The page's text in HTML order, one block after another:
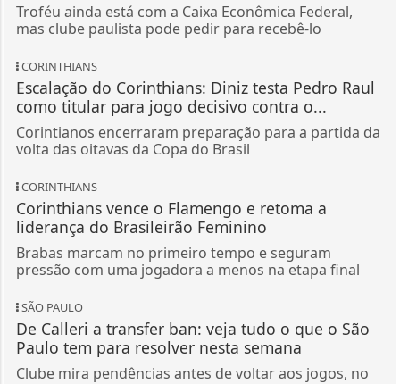
Troféu ainda está com a Caixa Econômica Federal,
mas clube paulista pode pedir para recebê-lo
CORINTHIANS
Escalação do Corinthians: Diniz testa Pedro Raul
como titular para jogo decisivo contra o...
Corintianos encerraram preparação para a partida da
volta das oitavas da Copa do Brasil
CORINTHIANS
Corinthians vence o Flamengo e retoma a
liderança do Brasileirão Feminino
Brabas marcam no primeiro tempo e seguram
pressão com uma jogadora a menos na etapa final
SÃO PAULO
De Calleri a transfer ban: veja tudo o que o São
Paulo tem para resolver nesta semana
Clube mira pendências antes de voltar aos jogos, no